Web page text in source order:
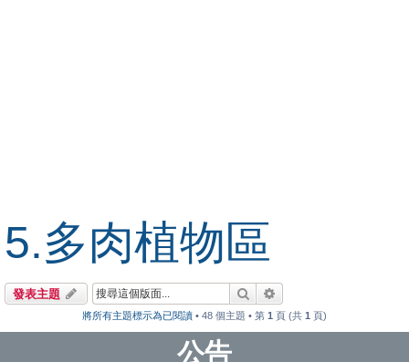
5.多肉植物區
發表主題 搜尋
將所有主題標示為已閱讀 • 48 個主題 • 第 1 頁 (共 1 頁)
公告